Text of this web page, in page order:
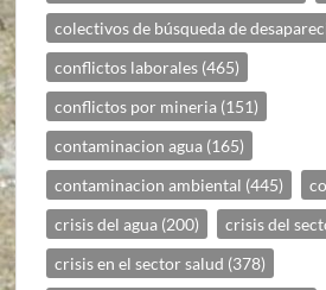
colectivos de búsqueda de
conflictos laborales (465)
conflictos por mineria (151)
contaminacion agua (165)
contaminacion ambiental (445)
crisis del agua (200) crisis del
crisis en el sector salud (378)